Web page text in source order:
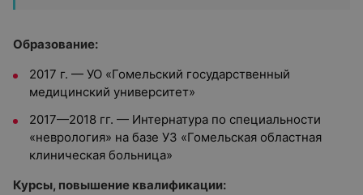
Образование:
2017 г. — УО «Гомельский государственный
медицинский университет»
2017—2018 гг. — Интернатура по специальности
«неврология» на базе УЗ «Гомельская областная
клиническая больница»
Курсы, повышение квалификации: